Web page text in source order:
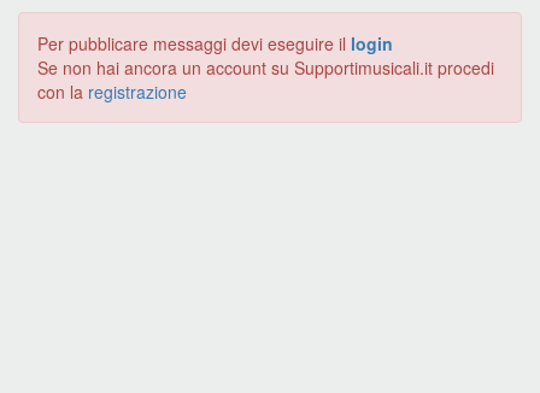
Per pubblicare messaggi devi eseguire il login
Se non hai ancora un account su Supportimusicali.it procedi
con la registrazione